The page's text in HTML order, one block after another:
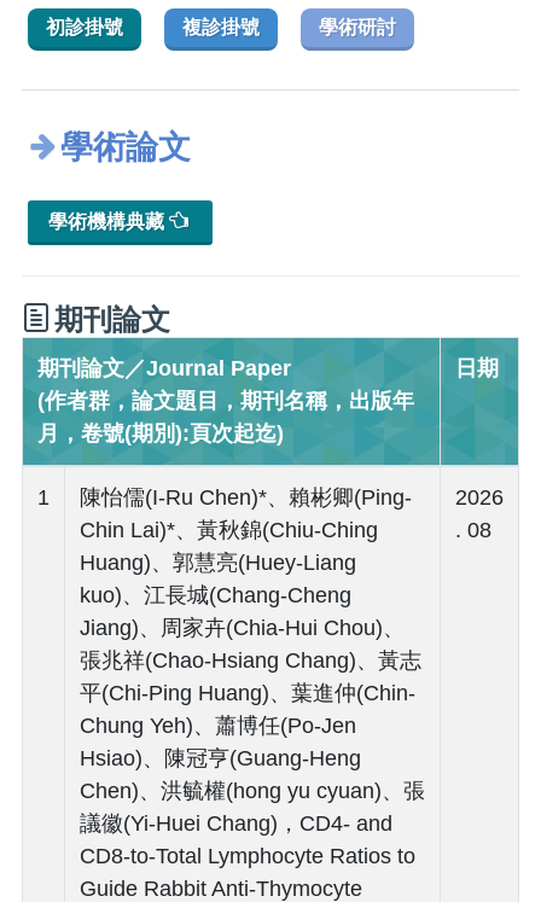
初診掛號 複診掛號 學術研討
學術論文
學術機構典藏
期刊論文
期刊論文／Journal Paper
(作者群，論文題目，期刊名稱，出版年
月，卷號(期別):頁次起迄)
日期
1
陳怡儒(I-Ru Chen)*、賴彬卿(Ping-
Chin Lai)*、黃秋錦(Chiu-Ching
Huang)、郭慧亮(Huey-Liang
kuo)、江長城(Chang-Cheng
Jiang)、周家卉(Chia-Hui Chou)、
張兆祥(Chao-Hsiang Chang)、黃志
平(Chi-Ping Huang)、葉進仲(Chin-
Chung Yeh)、蕭博任(Po-Jen
Hsiao)、陳冠亨(Guang-Heng
Chen)、洪毓權(hong yu cyuan)、張
議徽(Yi-Huei Chang)，CD4- and
CD8-to-Total Lymphocyte Ratios to
Guide Rabbit Anti-Thymocyte
2026
. 08